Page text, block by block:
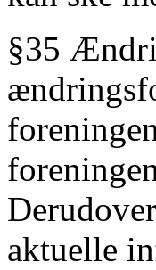
§35
aktuelle